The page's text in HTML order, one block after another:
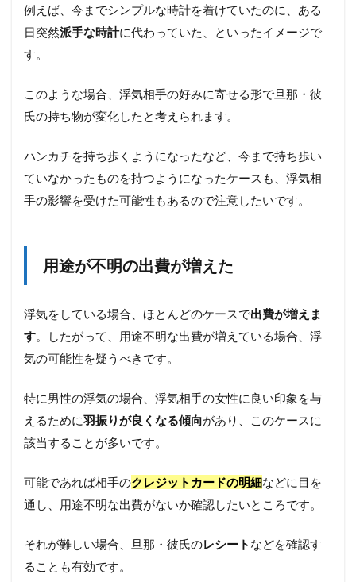
ェッ
クリ
【性
考え
方】
身だ
しな
みに
気を
った
優し
くな
るこ
とが
た
3.3
たに
がな
った
3.4
流行
に詳
例えば、今までシンプルな時計を着けていたのに、ある
日突然派手な時計に代わっていた、といったイメージで
す。
このような場合、浮気相手の好みに寄せる形で旦那・彼
氏の持ち物が変化したと考えられます。
ハンカチを持ち歩くようになったなど、今まで持ち歩い
ていなかったものを持つようになったケースも、浮気相
手の影響を受けた可能性もあるので注意したいです。
用途が不明の出費が増えた
浮気をしている場合、ほとんどのケースで出費が増えま
す 。したがって、用途不明な出費が増えている場合、浮
気の可能性を疑うべきです。
特に男性の浮気の場合、浮気相手の女性に良い印象を与
えるために羽振りが良くなる傾向があり、このケースに
該当することが多いです。
可能であれば相手のクレジットカードの明細などに目を
通し、用途不明な出費がないか確認したいところです。
それが難しい場合、旦那・彼氏のレシート などを確認す
ることも有効です。